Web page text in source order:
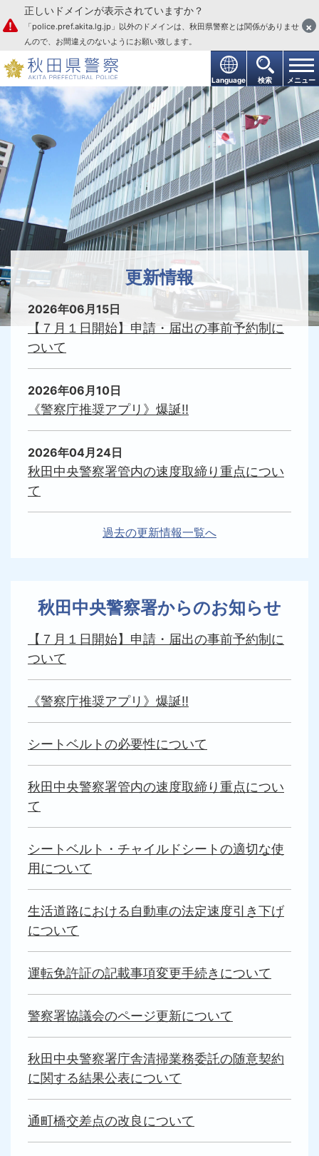
本文へ
Language 検索 メニュー
正しいドメインが表示されていますか？
「police.pref.akita.lg.jp」以外のドメインは、秋田県警察とは関係がありませ
んので、お間違えのないようにお願い致します。
×
秋田中央警察署更新情報
2026年06月15日
【７月１日開始】申請・届出の事前予約制に
ついて
2026年06月10日
《警察庁推奨アプリ》爆誕!!
2026年04月24日
秋田中央警察署管内の速度取締り重点につい
て
過去の更新情報一覧へ
秋田中央警察署からのお知らせ
【７月１日開始】申請・届出の事前予約制に
ついて
《警察庁推奨アプリ》爆誕!!
シートベルトの必要性について
秋田中央警察署管内の速度取締り重点につい
て
シートベルト・チャイルドシートの適切な使
用について
生活道路における自動車の法定速度引き下げ
について
運転免許証の記載事項変更手続きについて
警察署協議会のページ更新について
秋田中央警察署庁舎清掃業務委託の随意契約
に関する結果公表について
通町橋交差点の改良について